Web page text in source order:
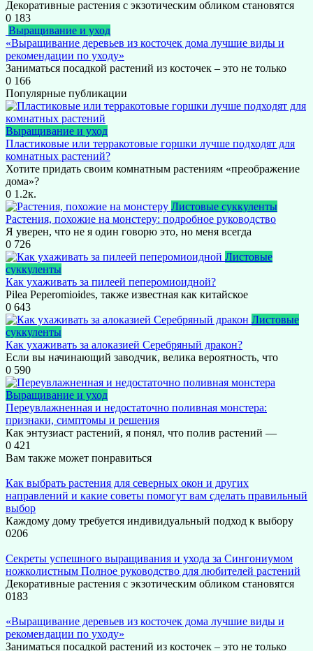
Декоративные растения с экзотическим обликом становятся
0 183
Выращивание и уход
«Выращивание деревьев из косточек дома лучшие виды и
рекомендации по уходу»
Заниматься посадкой растений из косточек – это не только
0 166
Популярные публикации
Выращивание и уход
Пластиковые или терракотовые горшки лучше подходят для
комнатных растений?
Хотите придать своим комнатным растениям «преображение
дома»?
0 1.2к.
Листовые суккуленты
Растения, похожие на монстеру: подробное руководство
Я уверен, что не я один говорю это, но меня всегда
0 726
Листовые
суккуленты
Как ухаживать за пилеей пеперомиоидной?
Pilea Peperomioides, также известная как китайское
0 643
Листовые
суккуленты
Как ухаживать за алоказией Серебряный дракон?
Если вы начинающий заводчик, велика вероятность, что
0 590
Выращивание и уход
Переувлажненная и недостаточно поливная монстера:
признаки, симптомы и решения
Как энтузиаст растений, я понял, что полив растений —
0 421
Вам также может понравиться
Как выбрать растения для северных окон и других
направлений и какие советы помогут вам сделать правильный
выбор
Каждому дому требуется индивидуальный подход к выбору
0206
Секреты успешного выращивания и ухода за Сингониумом
ножколистным Полное руководство для любителей растений
Декоративные растения с экзотическим обликом становятся
0183
«Выращивание деревьев из косточек дома лучшие виды и
рекомендации по уходу»
Заниматься посадкой растений из косточек – это не только